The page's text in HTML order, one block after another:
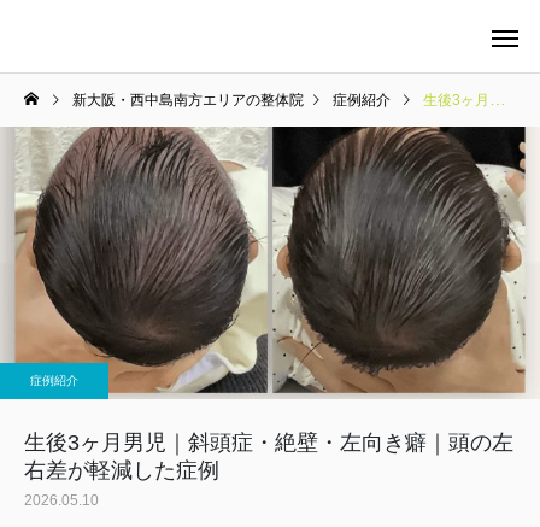
当院の料金について 整体
新大阪・西中島南方エリアの整体院 症例紹介 生後3ヶ月男児｜斜頭症・絶壁・左向き癖｜頭の左右差が軽減した症例
症例紹介
生後3ヶ月男児｜斜頭症・絶壁・左向き癖｜頭の左
右差が軽減した症例
2026.05.10